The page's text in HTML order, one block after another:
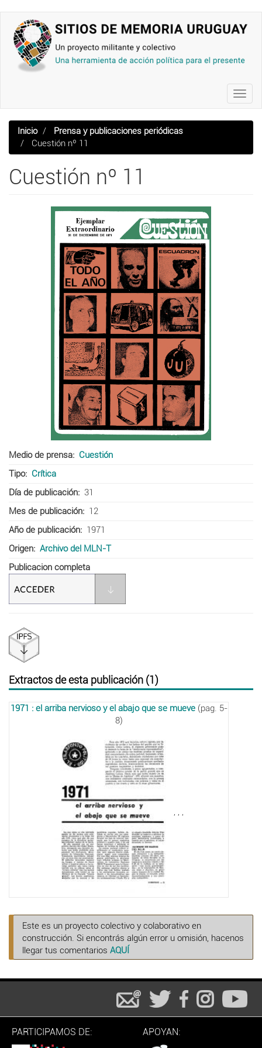
contenido
principal
Inicio
Prensa y publicaciones periódicas
Cuestión nº 11
Cuestión nº 11
Medio de prensa
Cuestión
Tipo
Crítica
Día de publicación
31
Mes de publicación
12
Año de publicación
1971
Origen
Archivo del MLN-T
Publicacion completa
Extractos de esta publicación (1)
1971 : el arriba nervioso y el abajo que se mueve(pag. 5-
8)
Este es un proyecto colectivo y colaborativo en
construcción. Si encontrás algún error u omisión, hacenos
llegar tus comentarios AQUÍ
PARTICIPAMOS DE: APOYAN: